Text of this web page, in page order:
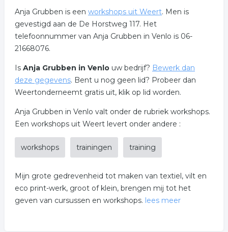
Anja Grubben is een workshops uit Weert. Men is
gevestigd aan de De Horstweg 117. Het
telefoonnummer van Anja Grubben in Venlo is 06-
21668076.
Is Anja Grubben in Venlouw bedrijf? Bewerk dan
deze gegevens. Bent u nog geen lid? Probeer dan
Weertonderneemt gratis uit, klik op lid worden.
Anja Grubben in Venlo valt onder de rubriek workshops.
Een workshops uit Weert levert onder andere :
workshops trainingen training
Mijn grote gedrevenheid tot maken van textiel, vilt en
eco print-werk, groot of klein, brengen mij tot het
geven van cursussen en workshops. lees meer